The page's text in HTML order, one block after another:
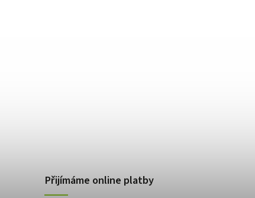
Přijímáme online platby